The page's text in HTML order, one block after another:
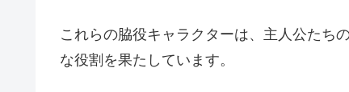
これらの脇役キャラクターは、主人公たち
な役割を果たしています。